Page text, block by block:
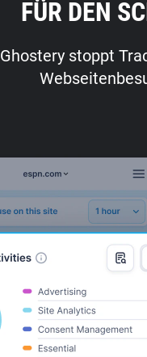
FÜR DEN
Ghostery stoppt